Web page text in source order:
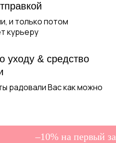
и только потом
курьеру
уходу & средство
радовали Вас как можно
–10% на первый